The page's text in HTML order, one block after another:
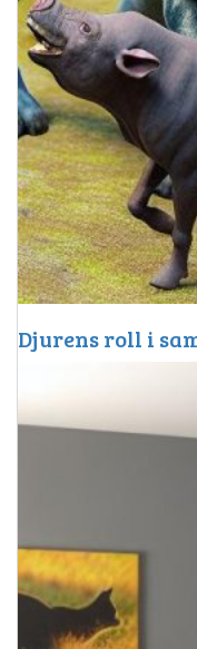
Djurens roll i